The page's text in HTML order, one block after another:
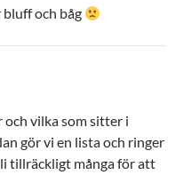
och båg
och vilka som sitter i
gör vi en lista och ringer
tillräckligt många för att